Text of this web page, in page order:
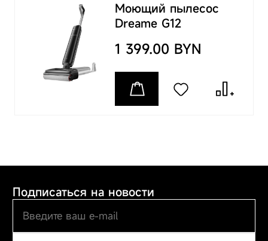
Моющий пылесос
Dreame G12
1 399.00 BYN
Подписаться на новости